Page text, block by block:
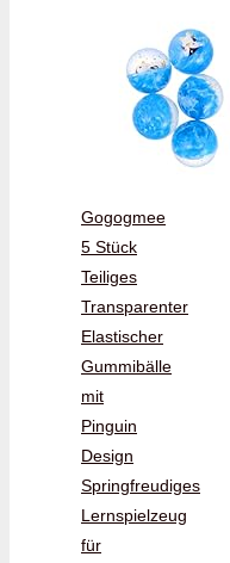
Gogogmee
5 Stück
Teiliges
Transparenter
Elastischer
Gummibälle
mit
Pinguin
Design
Springfreudiges
Lernspielzeug
für